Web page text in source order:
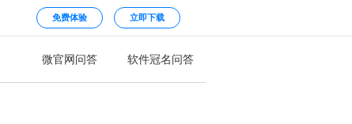
免费体验 立即下载
微官网问答 软件冠名问答